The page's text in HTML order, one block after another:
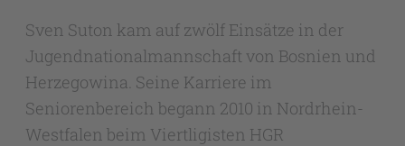
Sven Suton kam auf zwölf Einsätze in der
Jugendnationalmannschaft von Bosnien und
Herzegowina. Seine Karriere im
Seniorenbereich begann 2010 in Nordrhein-
Westfalen beim Viertligisten HGR